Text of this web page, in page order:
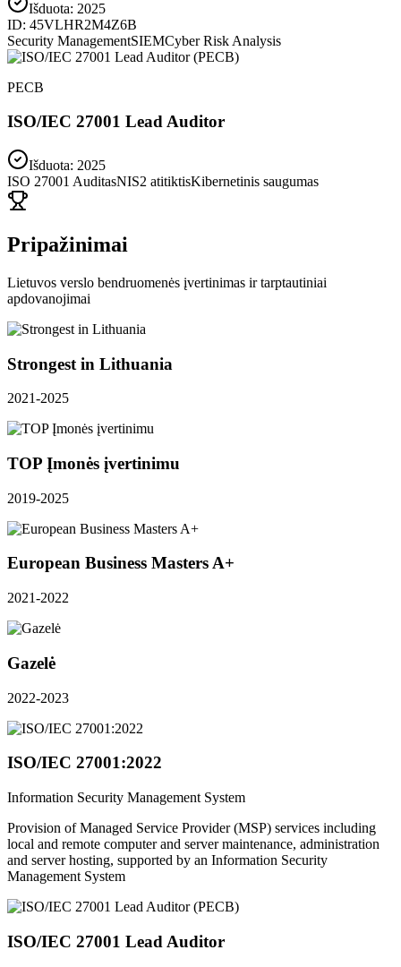
Išduota: 2025
ID: 45VLHR2M4Z6B
Security ManagementSIEMCyber Risk Analysis
PECB
ISO/IEC 27001 Lead Auditor
Išduota: 2025
ISO 27001 AuditasNIS2 atitiktisKibernetinis saugumas
Pripažinimai
Lietuvos verslo bendruomenės įvertinimas ir tarptautiniai
apdovanojimai
Strongest in Lithuania
2021-2025
TOP Įmonės įvertinimu
2019-2025
European Business Masters A+
2021-2022
Gazelė
2022-2023
ISO/IEC 27001:2022
Information Security Management System
Provision of Managed Service Provider (MSP) services including
local and remote computer and server maintenance, administration
and server hosting, supported by an Information Security
Management System
ISO/IEC 27001 Lead Auditor